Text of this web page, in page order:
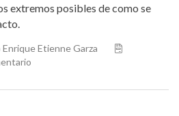
extremos posibles de como se
Etienne Garza